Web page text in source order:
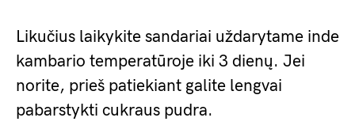
Likučius laikykite sandariai uždarytame inde
kambario temperatūroje iki 3 dienų. Jei
norite, prieš patiekiant galite lengvai
pabarstykti cukraus pudra.